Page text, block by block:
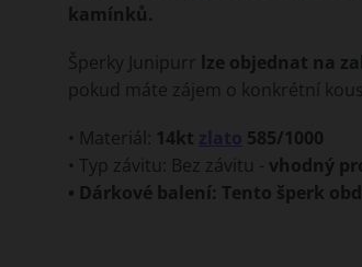
kamínků.
Šperky Junipurr lze objednat na
pokud máte zájem o konkrétní
• Materiál: 14kt
585/1000
• Typ závitu: Bez závitu - vhodný
• Dárkové balení: Tento šperk